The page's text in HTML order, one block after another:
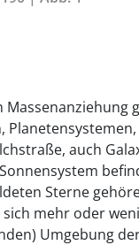
Massenanziehung
auch
Sterne
mehr oder
Umgebung